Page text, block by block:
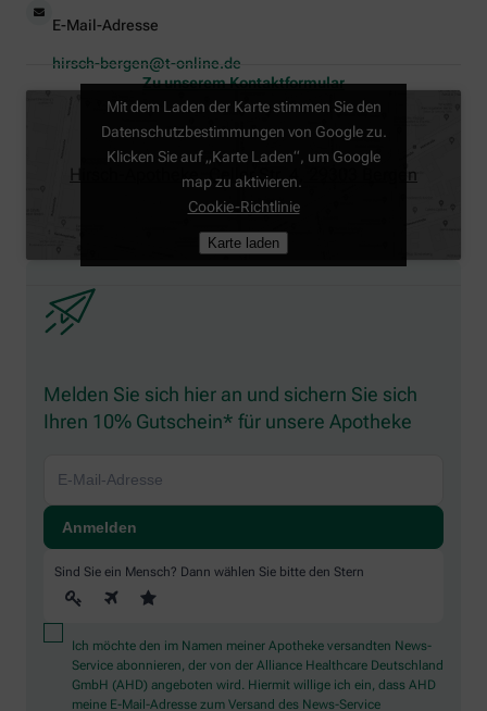
E-Mail-Adresse
hirsch-bergen@t-online.de
Zu unserem Kontaktformular
Hirsch-Apotheke, Celler Str. 4, 29303 Bergen
Mit dem Laden der Karte stimmen Sie den
Datenschutzbestimmungen von Google zu.
Klicken Sie auf „Karte Laden“, um Google
map zu aktivieren.
Cookie-Richtlinie
Karte laden
Melden Sie sich hier an und sichern Sie sich
Ihren 10% Gutschein* für unsere Apotheke
Sind Sie ein Mensch? Dann wählen Sie bitte den Stern
Ich möchte den im Namen meiner Apotheke versandten News-
Service abonnieren, der von der Alliance Healthcare Deutschland
GmbH (AHD) angeboten wird. Hiermit willige ich ein, dass AHD
meine E-Mail-Adresse zum Versand des News-Service